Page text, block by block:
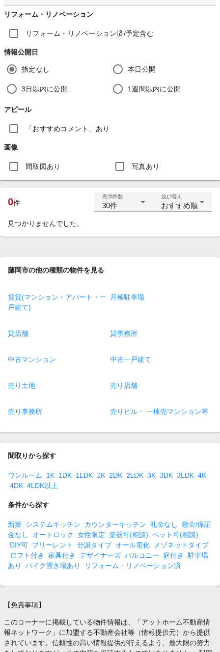
リフォーム・リノベーション
リフォーム・リノベーション済/予定含む
情報公開日
指定なし 本日公開
3日以内に公開 1週間以内に公開
アピール
「おすすめコメント」あり
画像
間取図あり 写真あり
0件
表示件数
30件
並び替え
おすすめ順
見つかりませんでした。
藤岡市の他の種類の物件を見る
賃貸(マンション・アパート・一
戸建て)
月極駐車場
貸店舗 貸事務所
中古マンション 中古一戸建て
売り土地 売り店舗
売り事務所 売りビル・ 一棟売マンション等
間取りから探す
ワンルーム 1K 1DK 1LDK 2K 2DK 2LDK 3K 3DK 3LDK 4K
4DK 4LDK以上
条件から探す
新築 システムキッチン カウンターキッチン 礼金なし
敷金/保証
金なし
オートロック 女性限定 楽器可(相談) ペット可(相談)
DIY可 フリーレント 分譲タイプ オール電化
メゾネットタイプ
ロフト付き
家具付き デザイナーズ バルコニー 庭付き
駐車場
あり
バイク置き場あり リフォーム・リノベーション済
【免責事項】
このコーナーに掲載している物件情報は、「アットホーム不動産情
報ネットワーク」に加盟する不動産会社等（情報提供元）から提供
されています。信頼性の高い情報提供が行えるよう、最大限の努力